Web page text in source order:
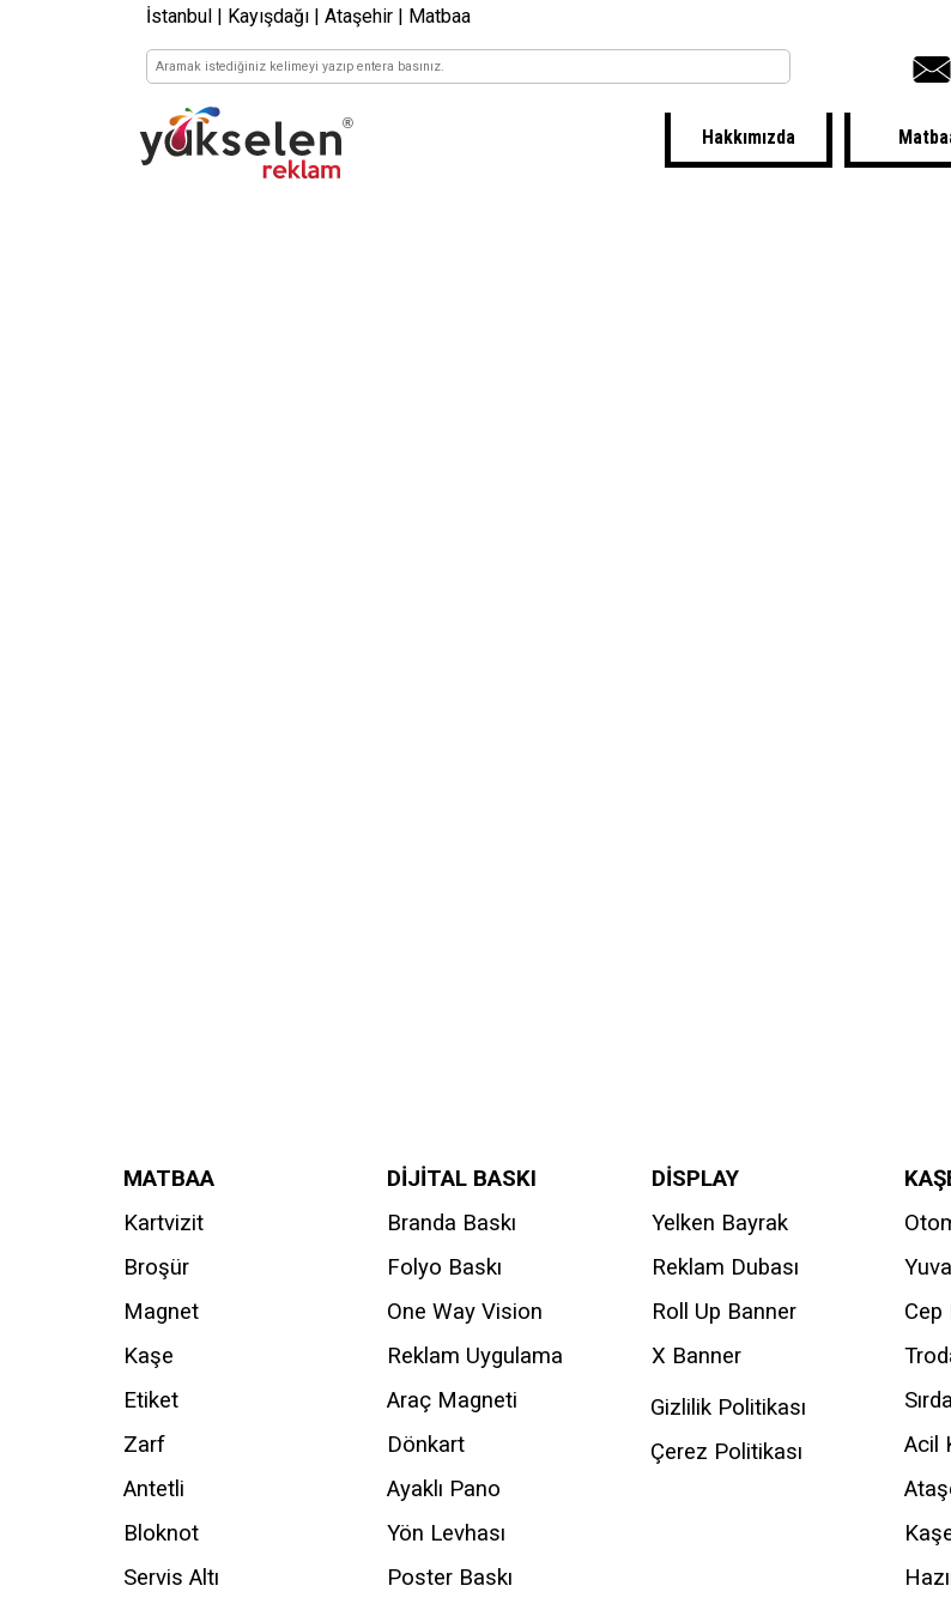
Hakkımızda
İstanbul | Kayışdağı | Ataşehir | Matbaa
MATBAA
Kartvizit
Broşür
Magnet
Kaşe
Etiket
Zarf
Antetli
Bloknot
Servis Altı
DİJİTAL BASKI
Branda Baskı
Folyo Baskı
One Way Vision
Reklam Uygulama
Araç Magneti
Dönkart
Ayaklı Pano
Yön Levhası
Poster Baskı
DİSPLAY
Yelken Bayrak
Reklam Dubası
Roll Up Banner
X Banner
Cep
Acil
Gizlilik Politikası
Çerez Politikası